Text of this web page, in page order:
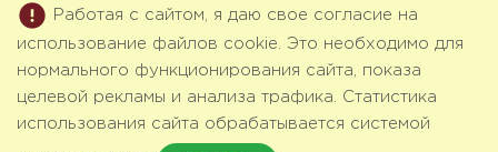
Работая с сайтом, я даю свое согласие на
использование файлов cookie. Это необходимо для
нормального функционирования сайта, показа
целевой рекламы и анализа трафика. Статистика
использования сайта обрабатывается системой